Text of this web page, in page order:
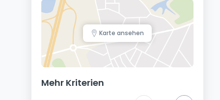
Karte ansehen
Mehr Kriterien